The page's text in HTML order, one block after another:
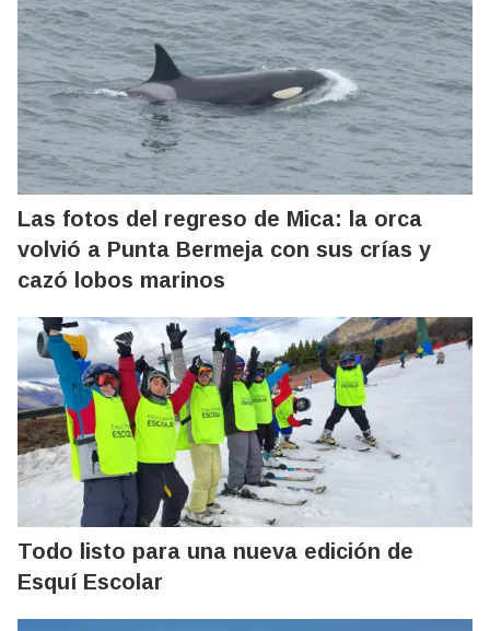
Las fotos del regreso de Mica: la orca
volvió a Punta Bermeja con sus crías y
cazó lobos marinos
Todo listo para una nueva edición de
Esquí Escolar